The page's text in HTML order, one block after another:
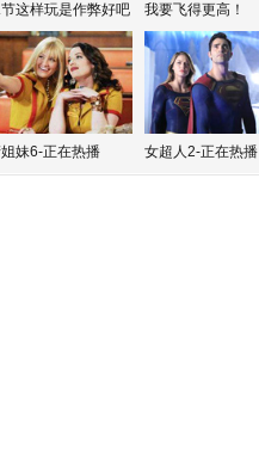
这样玩是作弊好吧 我要飞得更高！
妹6-正在热播 女超人2-正在热播